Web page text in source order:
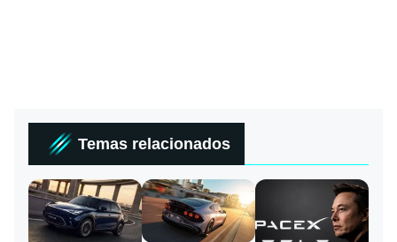
Temas relacionados